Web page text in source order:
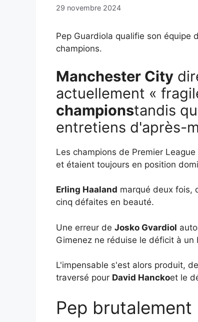
29 novembre 2024
Pep Guardiola qualifie son équipe
champions.
Manchester City
actuellement «
championstandis
entretiens d'après-
Les champions de Premier
et étaient toujours en position
Erling Haaland marqué deux fois,
cinq défaites en beauté.
Une erreur de Josko Gvardiol
Gimenez ne réduise le déficit à
L'impensable s'est alors produit,
traversé pour David Hanckoet le
Pep